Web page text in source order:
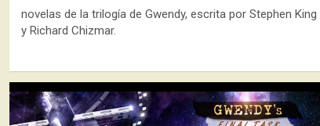
novelas de la trilogía de Gwendy, escrita por Stephen King
y Richard Chizmar.